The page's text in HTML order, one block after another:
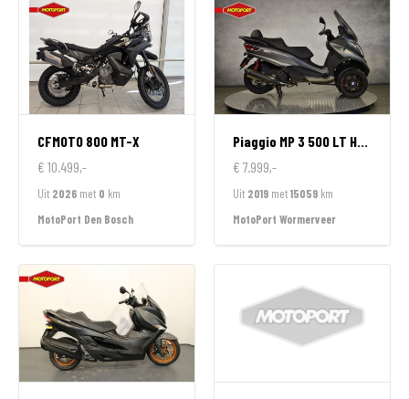
CFMOTO 800 MT-X
€ 10.499,-
Uit 2026 met 0 km
MotoPort Den Bosch
Piaggio MP 3 500 LT HPE SPORT
€ 7.999,-
Uit 2019 met15059 km
MotoPort Wormerveer